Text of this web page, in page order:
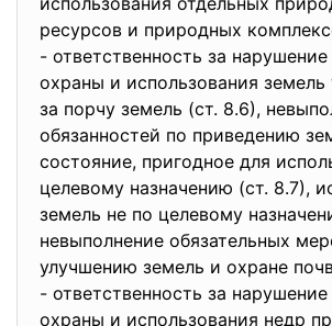
ресурсов и природных
- ответственность за
охраны и использования земель
за порчу земель (ст. 8.6),
обязанностей по приведению
состояние, пригодное для
целевому назначению (ст. 8.7),
земель не по целевому
невыполнение обязательных
улучшению земель и охране
- ответственность за
охраны и использования недр